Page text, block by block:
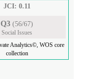
JCI: 0.11
Q3 (56/67)
Social Issues
Analytics©, WOS core
collection